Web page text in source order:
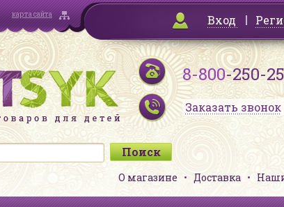
карта сайта Вход
8-800-250-
Заказать звонок
О магазине Доставка